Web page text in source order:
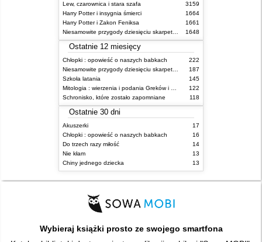
Lew, czarownica i stara szafa
3159
Harry Potter i insygnia śmierci
1664
Harry Potter i Zakon Feniksa
1661
1648
Ostatnie 12 miesięcy
Chłopki : opowieść o naszych babkach
222
187
Szkoła latania
145
122
Schronisko, które zostało zapomniane
118
Ostatnie 30 dni
Akuszerki
17
Chłopki : opowieść o naszych babkach
16
Do trzech razy miłość
14
Nie kłam
13
Chiny jednego dziecka
13
Wybieraj książki prosto ze swojego smartfona